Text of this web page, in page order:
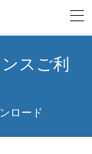
スご利
ロード